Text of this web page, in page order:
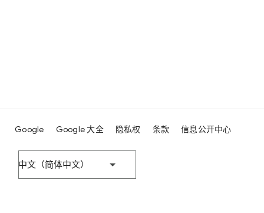
Google Google 大全 隐私权 条款 信息公开中心
中文（简体中文）